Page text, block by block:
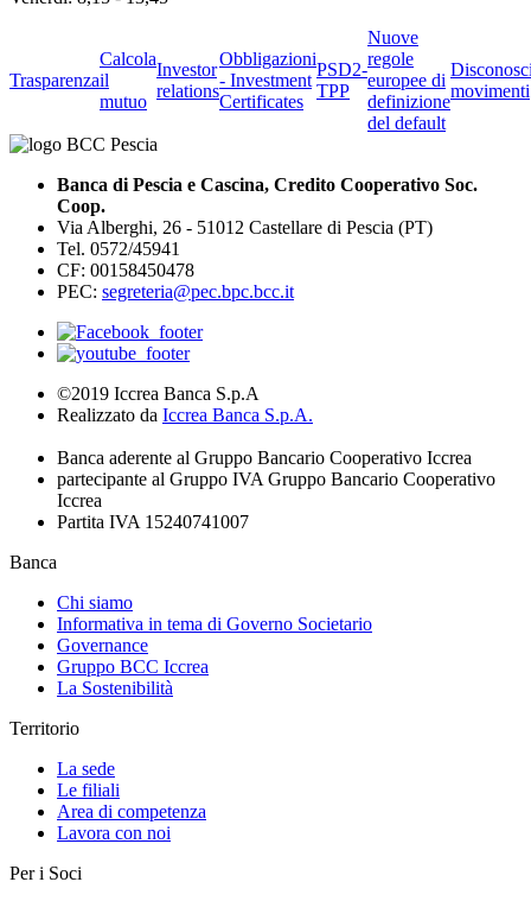
Trasparenza
Calcola
il
mutuo
Investor
relations
Obbligazioni
- Investment
Certificates
PSD2-
TPP
Nuove
regole
europee di
definizione
del default
movimenti
Banca di Pescia e Cascina, Credito Cooperativo Soc.
Coop.
Via Alberghi, 26 - 51012 Castellare di Pescia (PT)
Tel. 0572/45941
CF: 00158450478
PEC: segreteria@pec.bpc.bcc.it
©2019 Iccrea Banca S.p.A
Realizzato da Iccrea Banca S.p.A.
Banca aderente al Gruppo Bancario Cooperativo Iccrea
partecipante al Gruppo IVA Gruppo Bancario Cooperativo
Iccrea
Partita IVA 15240741007
Banca
Chi siamo
Informativa in tema di Governo Societario
Governance
Gruppo BCC Iccrea
La Sostenibilità
Territorio
La sede
Le filiali
Area di competenza
Lavora con noi
Per i Soci